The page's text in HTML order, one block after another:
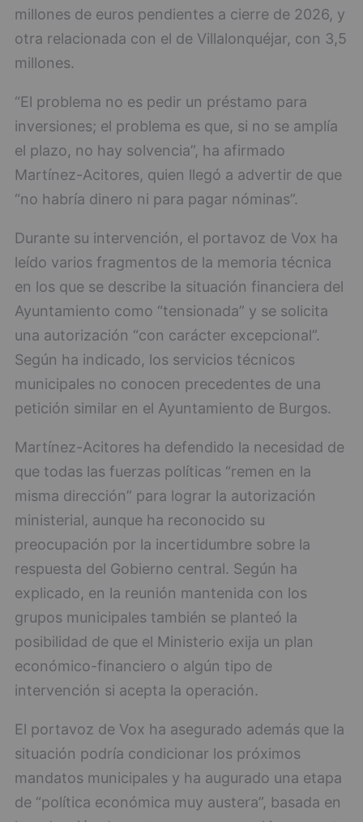
millones de euros pendientes a cierre de 2026, y
otra relacionada con el de Villalonquéjar, con 3,5
millones.
“El problema no es pedir un préstamo para
inversiones; el problema es que, si no se amplía
el plazo, no hay solvencia”, ha afirmado
Martínez-Acitores, quien llegó a advertir de que
“no habría dinero ni para pagar nóminas”.
Durante su intervención, el portavoz de Vox ha
leído varios fragmentos de la memoria técnica
en los que se describe la situación financiera del
Ayuntamiento como “tensionada” y se solicita
una autorización “con carácter excepcional”.
Según ha indicado, los servicios técnicos
municipales no conocen precedentes de una
petición similar en el Ayuntamiento de Burgos.
Martínez-Acitores ha defendido la necesidad de
que todas las fuerzas políticas “remen en la
misma dirección” para lograr la autorización
ministerial, aunque ha reconocido su
preocupación por la incertidumbre sobre la
respuesta del Gobierno central. Según ha
explicado, en la reunión mantenida con los
grupos municipales también se planteó la
posibilidad de que el Ministerio exija un plan
económico-financiero o algún tipo de
intervención si acepta la operación.
El portavoz de Vox ha asegurado además que la
situación podría condicionar los próximos
mandatos municipales y ha augurado una etapa
de “política económica muy austera”, basada en